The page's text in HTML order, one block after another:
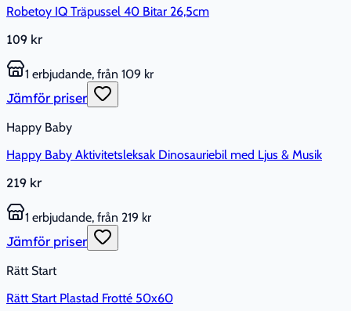
Robetoy IQ Träpussel 40 Bitar 26,5cm
109 kr
1 erbjudande, från 109 kr
Jämför priser
Happy Baby
Happy Baby Aktivitetsleksak Dinosauriebil med Ljus & Musik
219 kr
1 erbjudande, från 219 kr
Jämför priser
Rätt Start
Rätt Start Plastad Frotté 50x60